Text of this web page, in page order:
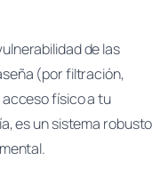
de las
(por filtración,
físico a tu
es un sistema